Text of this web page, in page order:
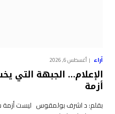
آراء أغسطس 6, 2026
الإعلام… الجبهة التي
أزمة
بقلم: د اشرف بولمقوس ليست أزمة